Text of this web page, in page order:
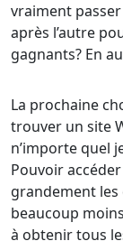
vraiment
après l’autre
gagnants? En
La prochaine
trouver un site
n’importe quel
Pouvoir
grandement les
beaucoup
à obtenir tous